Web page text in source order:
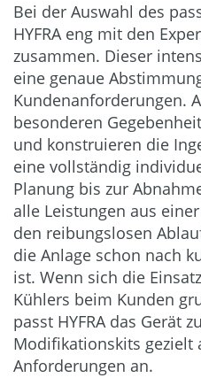
Bei der Auswahl des
HYFRA eng mit den
zusammen. Dieser
eine genaue
Kundenanforderungen.
besonderen
und konstruieren die
eine vollständig
Planung bis zur
alle Leistungen aus
den reibungslosen
die Anlage schon nach
ist. Wenn sich die
Kühlers beim Kunden
passt HYFRA das Gerät
Modifikationskits gezielt
Anforderungen an.